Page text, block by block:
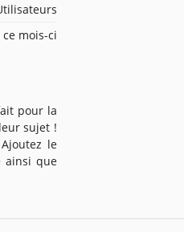
mois-ci
pour la
sujet !
le
ainsi que